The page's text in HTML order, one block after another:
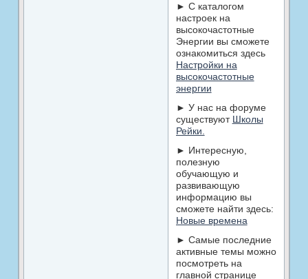
► С каталогом
настроек на
высокочастотные
Энергии вы сможете
ознакомиться здесь
Настройки на
высокочастотные
энергии
► У нас на форуме
существуют Школы
Рейки.
► Интересную,
полезную
обучающую и
развивающую
информацию вы
сможете найти здесь:
Новые времена
► Самые последние
активные темы можно
посмотреть на
главной странице